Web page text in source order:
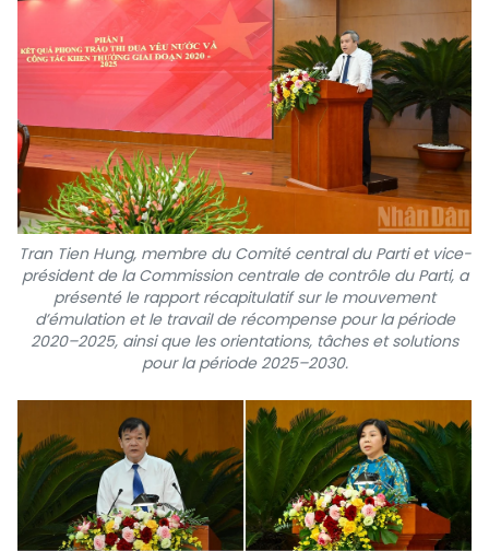
Tran Tien Hung, membre du Comité central du Parti et vice-
président de la Commission centrale de contrôle du Parti, a
présenté le rapport récapitulatif sur le mouvement
d’émulation et le travail de récompense pour la période
2020–2025, ainsi que les orientations, tâches et solutions
pour la période 2025–2030.